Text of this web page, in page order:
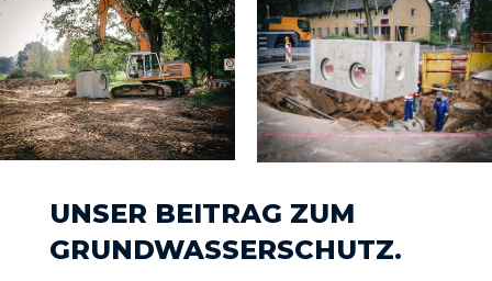
UNSER BEITRAG ZUM
GRUNDWASSERSCHUTZ.